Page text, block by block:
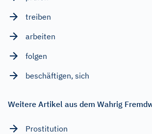
treiben
arbeiten
folgen
beschäftigen, sich
Weitere Artikel aus dem Wahrig
Prostitution